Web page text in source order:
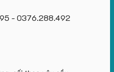
- 0376.288.492